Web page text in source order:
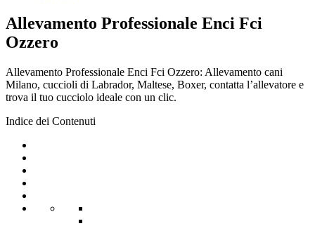
Allevamento Professionale Enci Fci
Ozzero
Allevamento Professionale Enci Fci Ozzero: Allevamento cani
Milano, cuccioli di Labrador, Maltese, Boxer, contatta l’allevatore e
trova il tuo cucciolo ideale con un clic.
Indice dei Contenuti